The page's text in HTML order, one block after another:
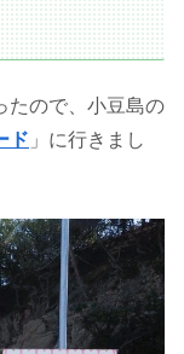
たので、小豆島の
ド 」に行きまし